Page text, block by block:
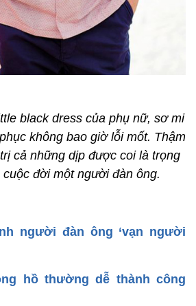
black dress của phụ nữ, sơ mi
không bao giờ lỗi mốt. Thậm
cả những dịp được coi là trọng
đời một người đàn ông.
người đàn ông ‘vạn người
hồ thường dễ thành công